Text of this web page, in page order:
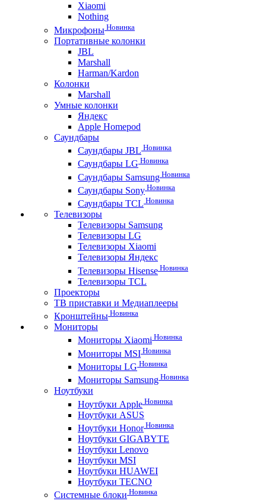
Xiaomi
Nothing
Микрофоны Новинка
Портативные колонки
JBL
Marshall
Harman/Kardon
Колонки
Marshall
Умные колонки
Яндекс
Apple Homepod
Саундбары
Саундбары JBL Новинка
Саундбары LG Новинка
Саундбары Samsung Новинка
Саундбары Sony Новинка
Саундбары TCL Новинка
Телевизоры
Телевизоры Samsung
Телевизоры LG
Телевизоры Xiaomi
Телевизоры Яндекс
Телевизоры Hisense Новинка
Телевизоры TCL
Проекторы
ТВ приставки и Медиаплееры
Кронштейны Новинка
Мониторы
Мониторы Xiaomi Новинка
Мониторы MSI Новинка
Мониторы LG Новинка
Мониторы Samsung Новинка
Ноутбуки
Ноутбуки Apple Новинка
Ноутбуки ASUS
Ноутбуки HonorНовинка
Ноутбуки GIGABYTE
Ноутбуки Lenovo
Ноутбуки MSI
Ноутбуки HUAWEI
Ноутбуки TECNO
Системные блоки Новинка